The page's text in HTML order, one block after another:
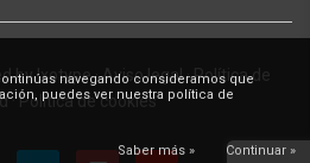
navegando consideramos que
puedes ver nuestra política de
Saber más » Continuar »
byIxotype·Aviso legal·Política de
·Política de cookies